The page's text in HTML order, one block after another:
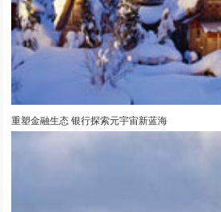
重塑金融生态 银行探索元宇宙新蓝海